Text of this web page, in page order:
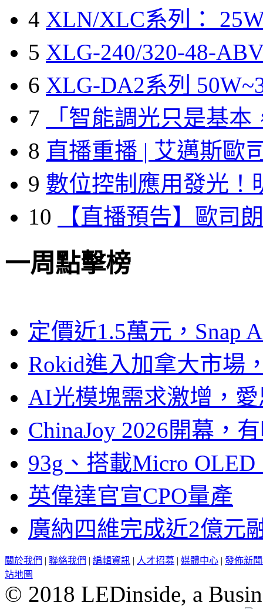
4 XLN/XLC系列：
5 XLG-240/320-48-
6 XLG-DA2系列
7
「智能調光只是基本
8 直播重播 | 艾邁斯歐
9 數位控制應用發光！
10
【直播預告】歐司
一周點擊榜
定價近1.5萬元，Snap
Rokid進入加拿大市場
AI光模塊需求激增，
ChinaJoy 2026開幕，
93g、搭載Micro
英偉達官宣CPO量產
廣納四維完成近2億元
關於我們 | 聯絡我們 | 編輯資訊 | 人才招募 | 媒體中心 | 發佈新
站地圖
© 2018 LEDinside, a